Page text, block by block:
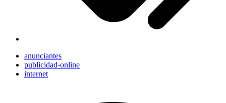
anunciantes
publicidad-online
internet